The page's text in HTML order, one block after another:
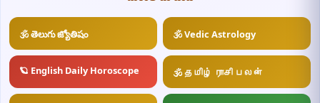
🕉️ తెలుగు జ్యోతిషం 🕉️ Vedic Astrology
🪐 English Daily Horoscope 🕉️ தமிழ் ராசி பலன்